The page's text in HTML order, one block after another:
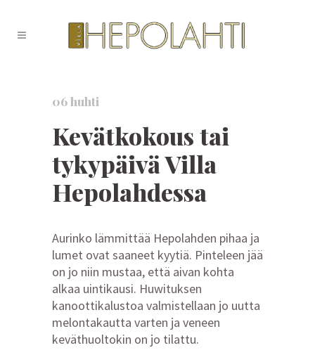
06 huhti
Kevätkokous tai
tykypäivä Villa
Hepolahdessa
Aurinko lämmittää Hepolahden pihaa ja
lumet ovat saaneet kyytiä. Pinteleen jää
on jo niin mustaa, että aivan kohta
alkaa uintikausi. Huwituksen
kanoottikalustoa valmistellaan jo uutta
melontakautta varten ja veneen
keväthuoltokin on jo tilattu.